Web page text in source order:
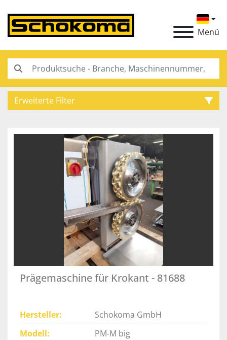
Menü
Erweiterte Filter
Prägemaschine für Krokant - 81688
Hersteller
Schokoma GmbH
Modell
PM-M big